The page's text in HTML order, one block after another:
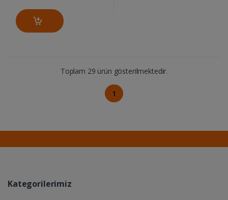
Toplam 29 ürün gösterilmektedir.
1
Kategorilerimiz